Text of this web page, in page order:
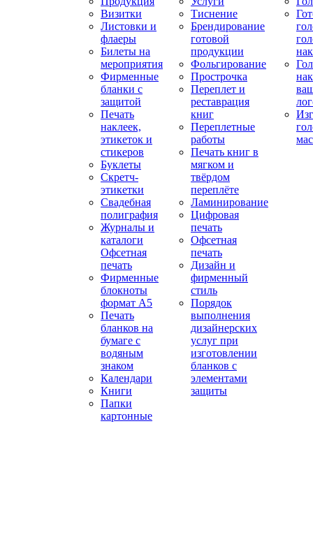
Визитки
Листовки и
флаеры
Билеты на
мероприятия
Фирменные
бланки с
защитой
Печать
наклеек,
этикеток и
стикеров
Буклеты
Скретч-
этикетки
Свадебная
полиграфия
Журналы и
каталоги
Офсетная
печать
Фирменные
блокноты
формат А5
Печать
бланков на
бумаге с
водяным
знаком
Календари
Книги
Папки
картонные
Тиснение
Брендирование
готовой
продукции
Фольгирование
Прострочка
Переплет и
реставрация
книг
Переплетные
работы
Печать книг в
мягком и
твёрдом
переплёте
Ламинирование
Цифровая
печать
Офсетная
печать
Дизайн и
фирменный
стиль
Порядок
выполнения
дизайнерских
услуг при
изготовлении
бланков с
элементами
защиты